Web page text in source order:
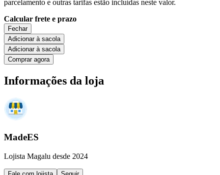
parcelamento e outras tarifas estão incluídas neste valor.
Calcular frete e prazo
Fechar
Adicionar à sacola
Adicionar à sacola
Comprar agora
Informações da loja
MadeES
Lojista Magalu desde 2024